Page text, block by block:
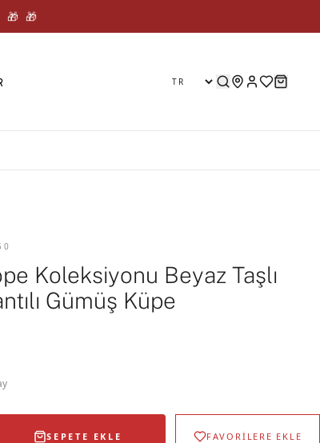
🎁 🎁
Koleksiyonu Beyaz Taşlı
Gümüş Küpe
SEPETE EKLE FAVORİLERE EKLE